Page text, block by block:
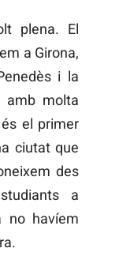
plena. El
a Girona,
i la
amb molta
el primer
ciutat que
des
a
no havíem